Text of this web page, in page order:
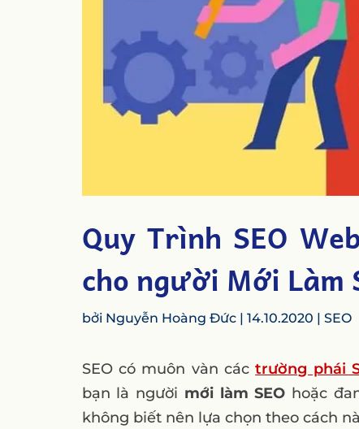
Quy Trình SEO
cho người Mới Làm
bởi Nguyễn Hoàng Đức| 14.10.2020 | SEO
SEO có muôn vàn cáctrường phái
bạn là người mới làm SEO hoặc
không biết nên lựa chọn theo cách